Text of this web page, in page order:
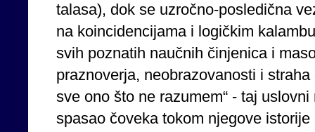
talasa), dok se uzročno-posledična
na koincidencijama i logičkim
svih poznatih naučnih činjenica i
praznoverja, neobrazovanosti i
sve ono što ne razumem“ - taj
spasao čoveka tokom njegove